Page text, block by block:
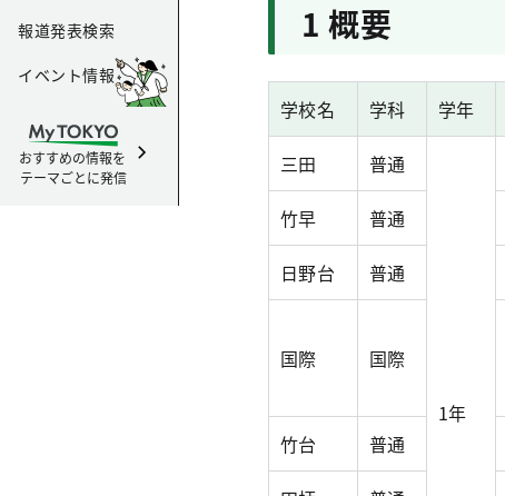
報道発表検索
イベント情報
おすすめの情報を
テーマごとに発信
1 概要
学校名 学科 学年
三田 普通
1年
竹早 普通
日野台 普通
国際 国際
竹台 普通